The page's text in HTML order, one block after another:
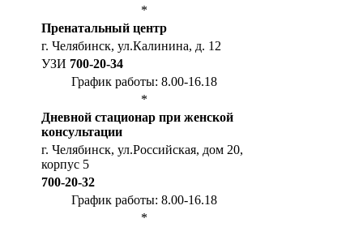
*
Пренатальный центр
г. Челябинск, ул.Калинина, д. 12
УЗИ 700-20-34
График работы: 8.00-16.18
*
Дневной стационар при женской
консультации
г. Челябинск, ул.Российская, дом 20,
корпус 5
700-20-32
График работы: 8.00-16.18
*